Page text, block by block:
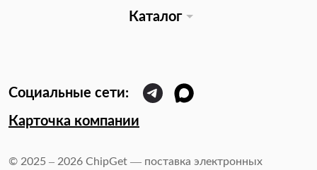
Каталог
Карточка компании
© 2025 – 2026 ChipGet — поставка электронных